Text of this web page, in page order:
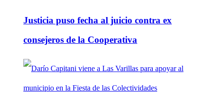
Justicia puso fecha al juicio contra ex
consejeros de la Cooperativa